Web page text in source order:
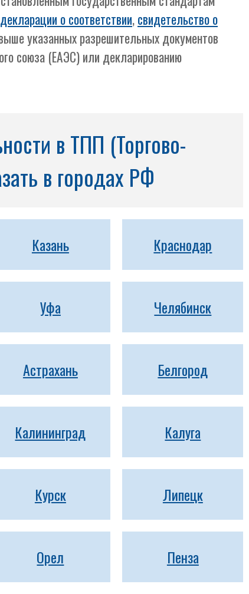
декларации о соответствии,свидетельство о
указанных разрешительных документов
союза (ЕАЭС) или декларированию
в ТПП (Торгово-
в городах РФ
Казань Краснодар
Уфа Челябинск
Астрахань Белгород
Калининград Калуга
Курск Липецк
Орел Пенза